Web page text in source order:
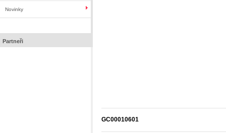
Novinky
Partneři
GC00010601